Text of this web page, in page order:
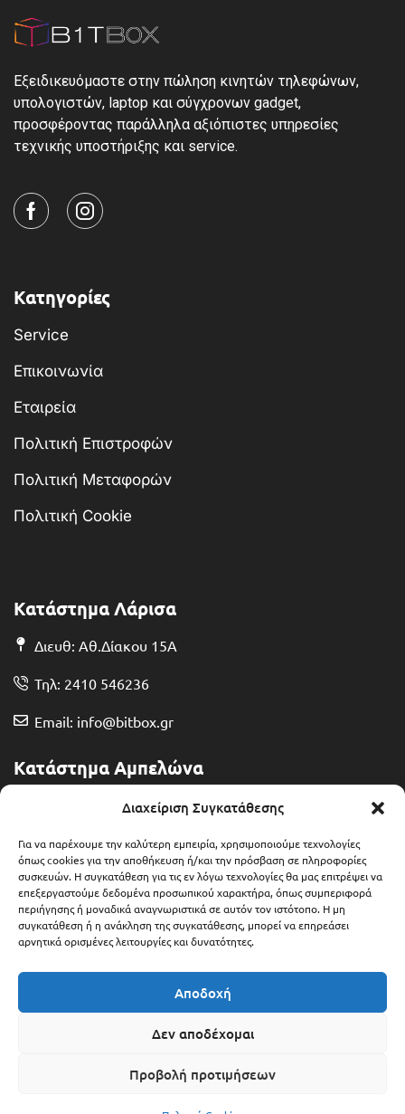
Διαχείριση Συγκατάθεσης
Για να παρέχουμε την καλύτερη εμπειρία, χρησιμοποιούμε τεχνολογίες
όπως cookies για την αποθήκευση ή/και την πρόσβαση σε πληροφορίες
συσκευών. Η συγκατάθεση για τις εν λόγω τεχνολογίες θα μας επιτρέψει να
επεξεργαστούμε δεδομένα προσωπικού χαρακτήρα, όπως συμπεριφορά
περιήγησης ή μοναδικά αναγνωριστικά σε αυτόν τον ιστότοπο. Η μη
συγκατάθεση ή η ανάκληση της συγκατάθεσης, μπορεί να επηρεάσει
αρνητικά ορισμένες λειτουργίες και δυνατότητες.
Αποδοχή
Δεν αποδέχομαι
Προβολή προτιμήσεων
Εξειδικευόμαστε στην πώληση κινητών τηλεφώνων,
υπολογιστών, laptop και σύγχρονων gadget,
προσφέροντας παράλληλα αξιόπιστες υπηρεσίες
τεχνικής υποστήριξης και service.
Κατηγορίες
Service
Επικοινωνία
Εταιρεία
Πολιτική Επιστροφών
Πολιτική Μεταφορών
Πολιτική Cookie
Κατάστημα Λάρισα
Διευθ: Αθ.Δίακου 15Α
Τηλ: 2410 546236
Email: info@bitbox.gr
Κατάστημα Αμπελώνα
Διευθ: Θερμοπυλών 13
Τηλ: 2492 401071
Email: ampelonas@bitbox.gr
Copyright © 2025 Bitbox.gr